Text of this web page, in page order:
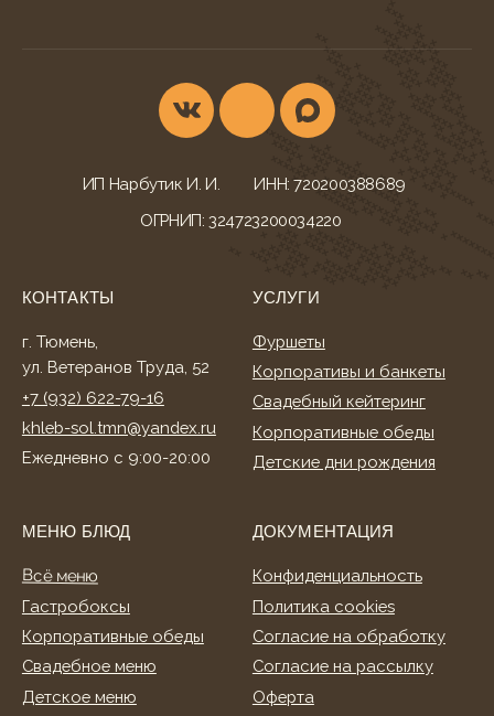
khleb-sol.tmn@yandex.ru
Ежедневно с 9:00-20:00
МЕНЮ БЛЮД
Корпоративные обеды
Свадебное меню
Фуршетное меню
Банкетное меню
Корпоративы и банкеты
Детские дни рождения
Акции
Условия доставки
ДОКУМЕНТАЦИЯ
Конфиденциальность
Согласие на рассылку
Разработка сайта